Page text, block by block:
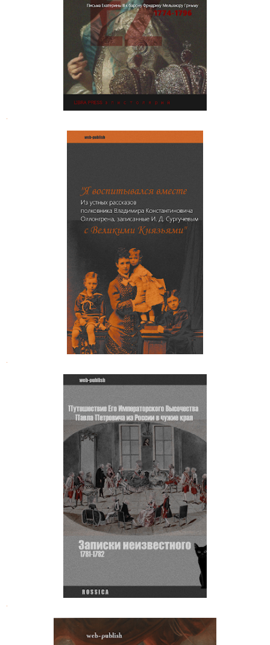
Фридриху Мельхиору Гримму
"Я воспитывался вместе с
Великими Князьями".
Воспоминания Владимира
Константиновича Оллонгрена
Записки о заграничном
путешествии великого князя Павла
Петровича, графа Северного, 1781-
1782 годов